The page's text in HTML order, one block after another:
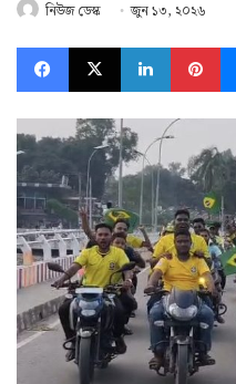
নিউজ ডেস্ক জুন ১৩, ২০২৬
Facebook
X LinkedIn